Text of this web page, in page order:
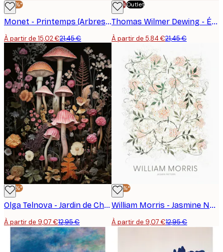
-30%*
Monet - Printemps (Arbres fruitiers en fleurs) Poster
À partir de 15,02 €21,45 €
-70%Outlet
Thomas Wilmer Dewing - Été Poster
À partir de 5,84 €21,45 €
-30%*
Olga Telnova - Jardin de Champignons Poster
À partir de 9,07 €12,95 €
-30%*
William Morris - Jasmine No2 Affiche
À partir de 9,07 €12,95 €